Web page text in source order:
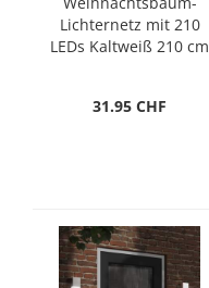
Lichternetz mit 210
LEDs Kaltweiß 210 cm
31.95 CHF